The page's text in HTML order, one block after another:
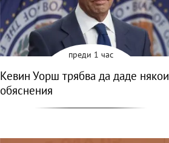
преди 1 час
Кевин Уорш трябва да даде някои
обяснения